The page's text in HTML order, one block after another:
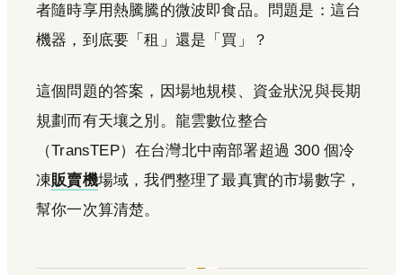
者隨時享用熱騰騰的微波即食品。問題是：這台
機器，到底要「租」還是「買」？
這個問題的答案，因場地規模、資金狀況與長期
規劃而有天壤之別。龍雲數位整合
（TransTEP）在台灣北中南部署超過 300 個冷
凍販賣機場域，我們整理了最真實的市場數字，
幫你一次算清楚。